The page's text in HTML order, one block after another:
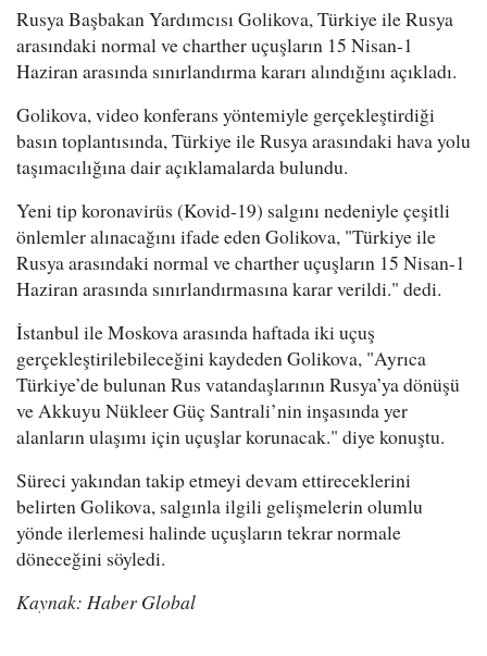
Rusya Başbakan Yardımcısı Golikova, Türkiye ile Rusya
arasındaki normal ve charther uçuşların 15 Nisan-1
Haziran arasında sınırlandırma kararı alındığını açıkladı.
Golikova, video konferans yöntemiyle gerçekleştirdiği
basın toplantısında, Türkiye ile Rusya arasındaki hava yolu
taşımacılığına dair açıklamalarda bulundu.
Yeni tip koronavirüs (Kovid-19) salgını nedeniyle çeşitli
önlemler alınacağını ifade eden Golikova, "Türkiye ile
Rusya arasındaki normal ve charther uçuşların 15 Nisan-1
Haziran arasında sınırlandırmasına karar verildi." dedi.
İstanbul ile Moskova arasında haftada iki uçuş
gerçekleştirilebileceğini kaydeden Golikova, "Ayrıca
Türkiye’de bulunan Rus vatandaşlarının Rusya’ya dönüşü
ve Akkuyu Nükleer Güç Santrali’nin inşasında yer
alanların ulaşımı için uçuşlar korunacak." diye konuştu.
Süreci yakından takip etmeyi devam ettireceklerini
belirten Golikova, salgınla ilgili gelişmelerin olumlu
yönde ilerlemesi halinde uçuşların tekrar normale
döneceğini söyledi.
Kaynak: Haber Global